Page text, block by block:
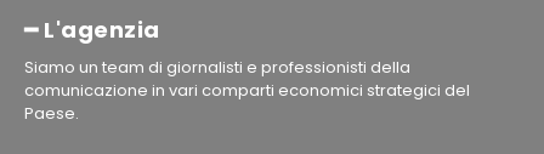
━ L'agenzia
Siamo un team di giornalisti e professionisti della
comunicazione in vari comparti economici strategici del
Paese.